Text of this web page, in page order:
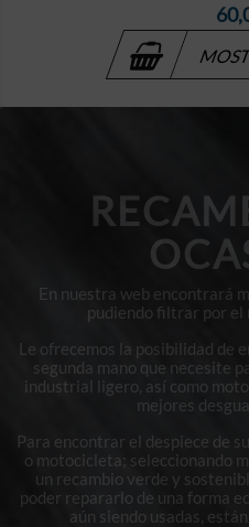
En nuestra web encontrará
pudiendo filtrar por el
Le ofrecemos la posibilidad de
segunda mano que necesite
industrial ligero, así como
mejores
Para encontrar el despiece de
o motocicleta; seleccionando
un recambio verde y
poder repararlo de una forma
aún siendo usadas,